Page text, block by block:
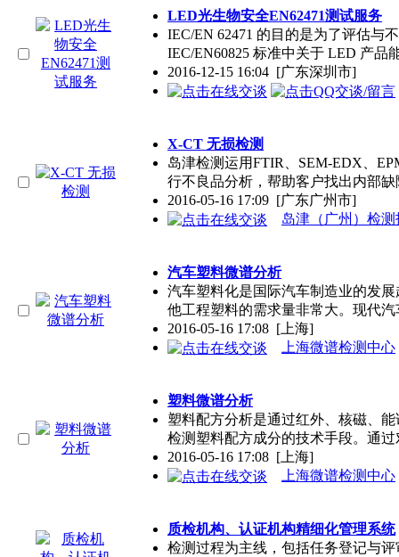
LED光生物安全EN62471测试服务
IEC/EN 62471 的目的是为了评估与
IEC/EN60825 标准中关于 LED 产品
2016-12-15 16:04 [广东深圳市]
X-CT 无损检测
岛津检测运用FTIR、SEM-EDX、
行不良品分析，帮助客户找出内部
2016-05-16 17:09 [广东广州市]
岛津（广州）检
汽车塑料微谱分析
汽车塑料化是国际汽车制造业的发
他工程塑料的需求量非常大。现代汽
2016-05-16 17:08 [上海]
上海微谱检测中心
塑料微谱分析
塑料配方分析是通过红外、核磁、
检测塑料配方成分的技术手段。通过
2016-05-16 17:08 [上海]
上海微谱检测中心
质检机构、认证机构精细化管理系统
检测过程为主线，包括任务登记与